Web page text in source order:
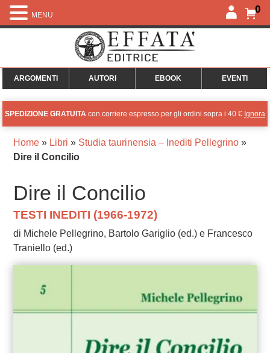
0
ARGOMENTI AUTORI EBOOK EVENTI
SPEDIZIONE GRATUITA con corriere espresso per gli ordini sopra i 40 € Ignora
Home» Libri » Studia taurinensia – Inediti Pellegrino»
Dire il Concilio
Dire il Concilio
TESTI INEDITI (1966-1972)
di Michele Pellegrino, Bartolo Gariglio (ed.) e Francesco
Traniello (ed.)
MENU